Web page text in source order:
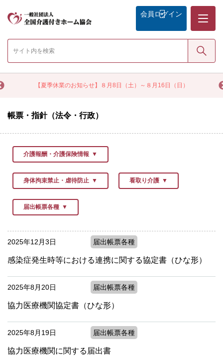
【夏季休業のお知らせ】８月8日（土）～８月16日（日）
会員 ログイン
検索
帳票・指針（法令・行政）
介護報酬・介護保険情報
身体拘束禁止・虐待防止 看取り介護
届出帳票各種
2025年12月3日 届出帳票各種
感染症発生時等における連携に関する協定書（ひな形）
2025年8月20日 届出帳票各種
協力医療機関協定書（ひな形）
2025年8月19日 届出帳票各種
協力医療機関に関する届出書